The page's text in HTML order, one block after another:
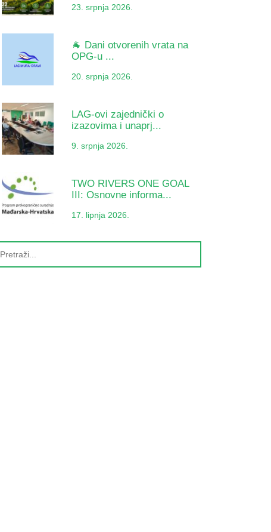
23. srpnja 2026.
🐐 Dani otvorenih vrata na
OPG-u ...
20. srpnja 2026.
LAG-ovi zajednički o
izazovima i unaprj...
9. srpnja 2026.
TWO RIVERS ONE GOAL
III: Osnovne informa...
17. lipnja 2026.